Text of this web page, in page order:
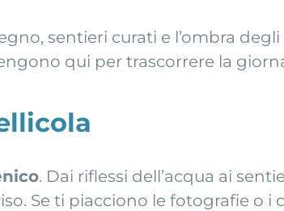
sentieri curati e l’ombra
qui per trascorrere la
. Dai riflessi dell’acqua ai
Se ti piacciono le fotografie o